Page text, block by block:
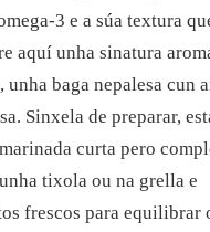
QUE
OS
TEUS
3 e a súa textura
aquí unha sinatura
unha baga nepalesa cun
Sinxela de preparar,
curta pero
tixola ou na grella e
frescos para equilibrar